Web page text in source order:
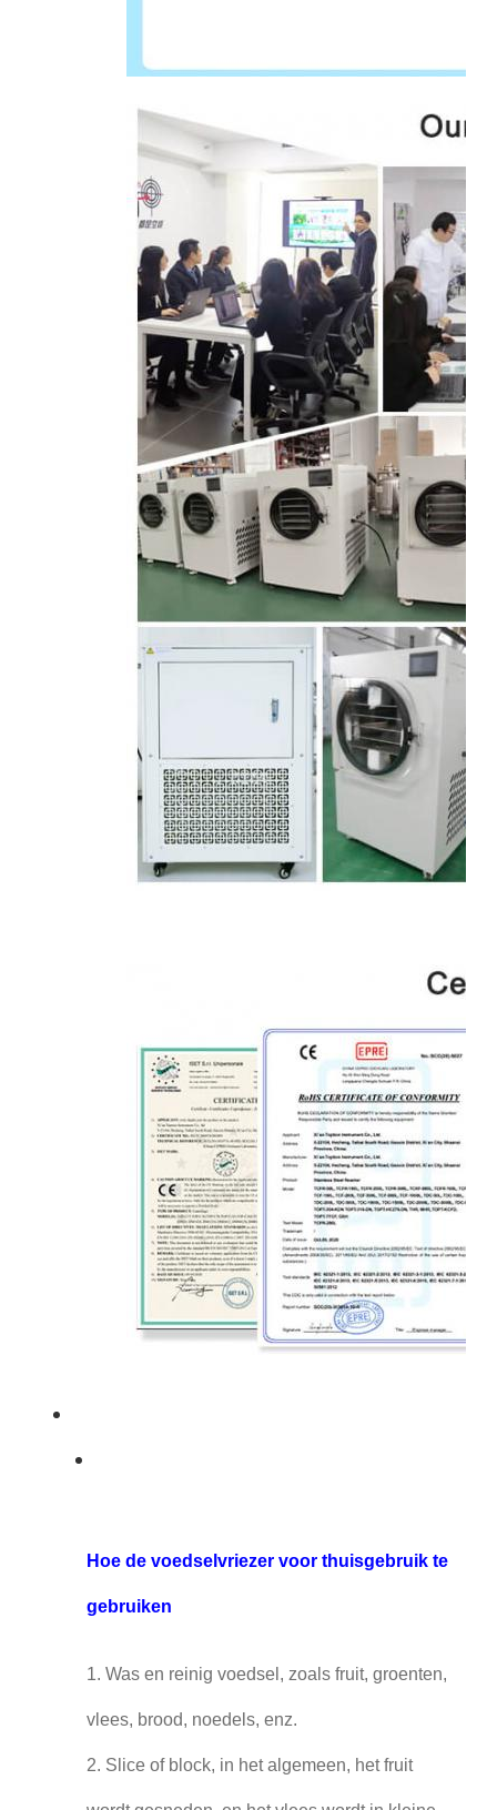
Hoe de voedselvriezer voor thuisgebruik te
gebruiken
1. Was en reinig voedsel, zoals fruit, groenten,
vlees, brood, noedels, enz.
2. Slice of block, in het algemeen, het fruit